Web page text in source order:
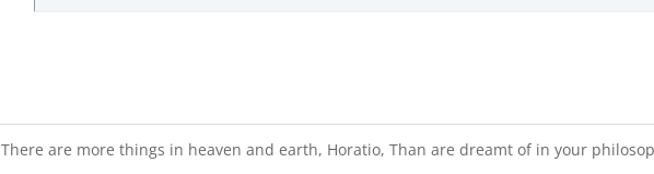
There are more things in heaven and earth, Horatio, Than are dreamt of in your